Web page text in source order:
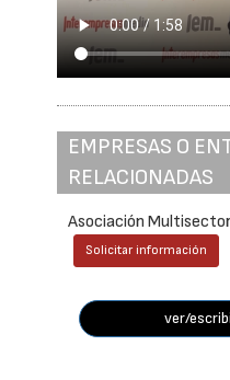
EMPRESAS O
RELACIONADAS
Asociación
Solicitar información
ver/